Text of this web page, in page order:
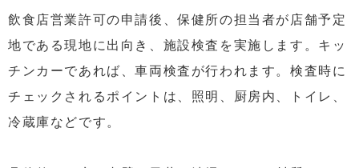
飲食店営業許可の申請後、保健所の担当者が店舗予定
地である現地に出向き、施設検査を実施します。キッ
チンカーであれば、車両検査が行われます。検査時に
チェックされるポイントは、照明、厨房内、トイレ、
冷蔵庫などです。